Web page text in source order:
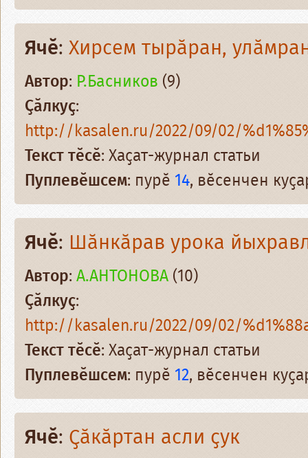
Ячӗ: Хирсем тырӑран,
Автор: Р.Басников (9)
Ҫӑлкуҫ:
http://kasalen.ru/2022/09/02/
Текст тӗсӗ: Хаҫат-журнал статьи
Пуплевӗшсем: пурӗ 14, вӗсенчен
Ячӗ: Шӑнкӑрав урока
Автор:А.АНТОНОВА(10)
Ҫӑлкуҫ:
http://kasalen.ru/2022/09/02/
Текст тӗсӗ: Хаҫат-журнал статьи
Пуплевӗшсем: пурӗ 12, вӗсенчен
Ячӗ: Ҫӑкӑртан асли ҫук